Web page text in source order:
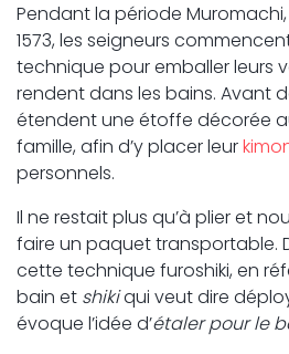
Pendant la période Muromachi,
1573, les seigneurs
technique pour emballer leurs
rendent dans les bains. Avant
étendent une étoffe décorée
famille, afin d’y placer leur
personnels.
Il ne restait plus qu’à plier et
faire un paquet transportable.
cette technique furoshiki, en
bain et shikiqui veut dire
évoque l’idée d’étaler pour le